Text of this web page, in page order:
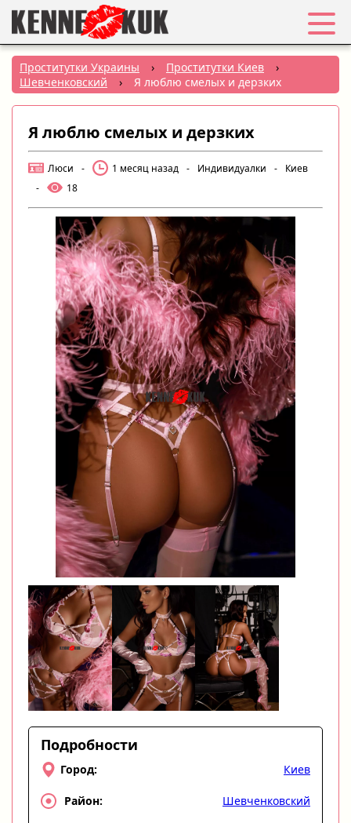
Избранное
Вход
Регистрация
Города:
РУС|
УКР
Создать объявление
Проститутки Украины › Проститутки Киев
›
Шевченковский
› Я люблю смелых и дерзких
Я люблю смелых и дерзких
Люси - 1 месяц назад - Индивидуалки -
Киев
-
18
Подробности
Город: Киев
Район: Шевченковский